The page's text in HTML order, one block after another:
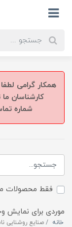
همکار گرامی
کارشناسان
شماره تماس: 021-65947031 -
فقط محصولات
موردی برای نمایش
خانه صنایع روشنایی